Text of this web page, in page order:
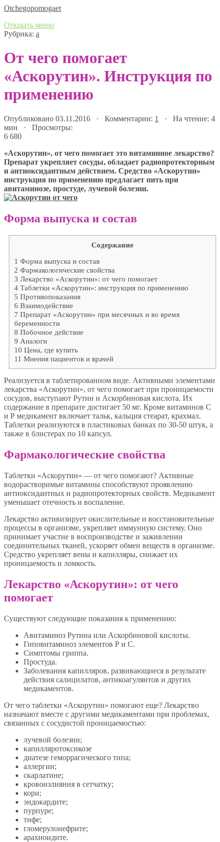
Оtchegopomogaet
Открыть меню
Рубрика: а
От чего помогает
«Аскорутин». Инструкция по
применению
Опубликовано 03.11.2016 · Комментарии: 1
· На чтение: 4
мин · Просмотры:
6 680
«Аскорутин», от чего помогает это витаминное лекарство?
Препарат укрепляет сосуды, обладает радиопротекторным
и антиоксидантным действием. Средство «Аскорутин»
инструкция по применению предлагает пить при
авитаминозе, простуде, лучевой болезни.
Форма выпуска и состав
Содержание
1 Форма выпуска и состав
2 Фармакологические свойства
3 Лекарство «Аскорутин»: от чего помогает
4 Таблетки «Аскорутин»: инструкция по применению
5 Противопоказания
6 Взаимодействие
7 Препарат «Аскорутин» при месячных и во время
беременности
8 Побочное действие
9 Аналоги
10 Цена, где купить
11 Мнения пациентов и врачей
Реализуется в таблетированном виде. Активными элементами
лекарства «Аскорутин», от чего помогает при проницаемости
сосудов, выступают Рутин и Аскорбиновая кислота. Их
содержание в препарате достигает 50 мг. Кроме витаминов С
и Р медикамент включает тальк, кальция стеарат, крахмал.
Таблетки реализуются в пластиковых банках по 30-50 штук, а
также в блистерах по 10 капсул.
Фармакологические свойства
Таблетки «Аскорутин» — от чего помогают? Активные
водорастворимые витамины способствуют проявлению
антиоксидантных и радиопротекторных свойств. Медикамент
уменьшает отечность и воспаление.
Лекарство активизирует окислительные и восстановительные
процессы в организме, укрепляет иммунную систему. Оно
принимает участие в воспроизводстве и заживлении
соединительных тканей, ускоряет обмен веществ в организме.
Средство укрепляет вены и капилляры, снижает их
проницаемость и ломкость.
Лекарство «Аскорутин»: от чего
помогает
Существуют следующие показания к применению:
Авитаминоз Рутина или Аскорбиновой кислоты.
Гиповитаминоз элементов Р и С.
Симптомы гриппа.
Простуда.
Заболевания капилляров, развивающиеся в результате
действия салицилатов, антикоагулянтов и других
медикаментов.
От чего таблетки «Аскорутин» помогают еще? Лекарство
назначают вместе с другими медикаментами при проблемах,
связанных с сосудистой проницаемостью:
лучевой болезни;
капилляротоксикозе
диатезе геморрагического типа;
аллергии;
скарлатине;
кровоизлияния в сетчатку;
кори;
эндокардите;
пурпуре;
тифе;
гломерулонефрите;
арахноидите.